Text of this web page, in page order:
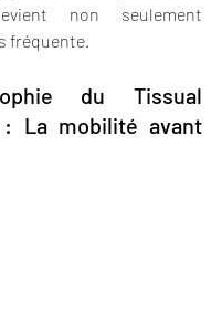
non seulement
fréquente.
du Tissual
: La mobilité avant